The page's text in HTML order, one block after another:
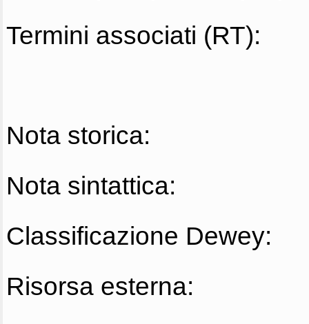
Termini associati (RT):
Nota storica:
Nota sintattica:
Classificazione Dewey:
Risorsa esterna: